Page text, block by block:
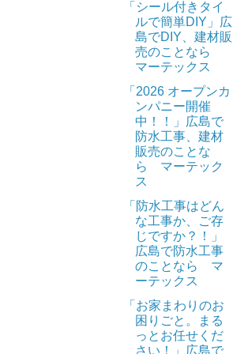
「シール付きタイ
ルで簡単DIY」広
島でDIY、建材販
売のことなら
マーテックス
「2026 オープンカ
ンパニー開催
中！！」広島で
防水工事、建材
販売のことな
ら マーテック
ス
「防水工事はどん
な工事か、ご存
じですか？！」
広島で防水工事
のことなら マ
ーテックス
「お家まわりのお
困りごと。まる
っとお任せくだ
さい！」広島で